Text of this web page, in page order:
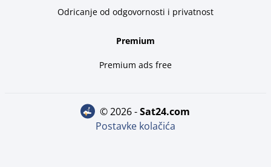
Odricanje od odgovornosti i privatnost
Premium
Premium ads free
© 2026 - sat24.com
Postavke kolačića